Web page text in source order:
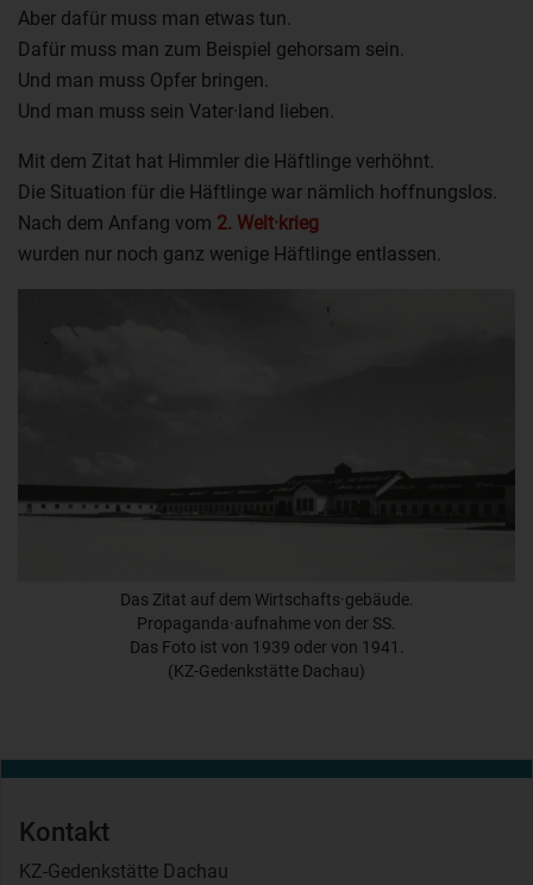
Aber dafür muss man etwas tun.
Dafür muss man zum Beispiel gehorsam sein.
Und man muss Opfer bringen.
Und man muss sein Vater·land lieben.
Mit dem Zitat hat Himmler die Häftlinge verhöhnt.
Die Situation für die Häftlinge war nämlich hoffnungslos.
Nach dem Anfang vom 2. Welt·krieg
wurden nur noch ganz wenige Häftlinge entlassen.
Das Zitat auf dem Wirtschafts·gebäude.
Propaganda·aufnahme von der SS.
Das Foto ist von 1939 oder von 1941.
(KZ-Gedenkstätte Dachau)
Kontakt
KZ-Gedenkstätte Dachau